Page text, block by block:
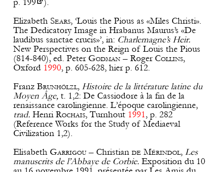
p. 199
).
Elizabeth Sears, ‘Louis the Pious as «Miles Christi».
The Dedicatory Image in Hrabanus Maurus’s «De
laudibus sanctae crucis»’, in: Charlemagne’s Heir.
New Perspectives on the Reign of Louis the Pious
(814-840), ed. Peter Godman– RogerCollins,
Oxford 1990, p. 605-628, hier p. 612.
Franz Brunhölzl, Histoire de la littérature latine du
Moyen Âge, t. 1,2: De Cassiodore à la fin de la
renaissance carolingienne. L’époque carolingienne,
trad.HenriRochais, Turnhout 1991, p. 282
(Reference Works for the Study of Mediaeval
Civilization 1,2).
Elisabeth Garrigou– Christian de Mérindol, Les
manuscrits de l’Abbaye de Corbie. Exposition du 10